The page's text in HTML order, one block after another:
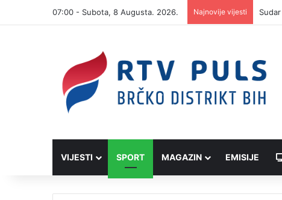
07:00 - Subota, 8 Augusta. 2026. Najnovije vijesti
VIJESTI SPORT MAGAZIN EMISIJE